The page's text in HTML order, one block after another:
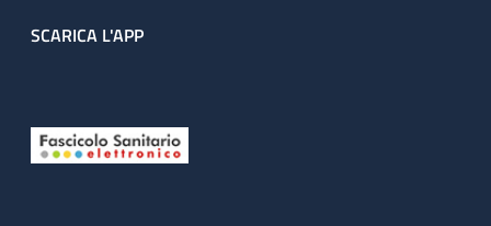
SCARICA L'APP